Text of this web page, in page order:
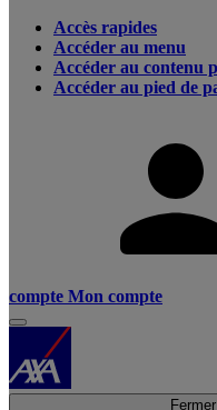
Accès rapides
Accéder au menu
Accéder au contenu
Accéder au pied de
compte Mon compte